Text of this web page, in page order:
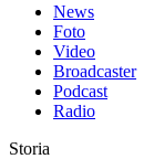
News
Foto
Video
Broadcaster
Podcast
Radio
Storia